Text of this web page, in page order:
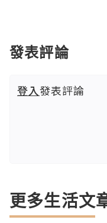
發表評論
登入發表評論
更多生活文